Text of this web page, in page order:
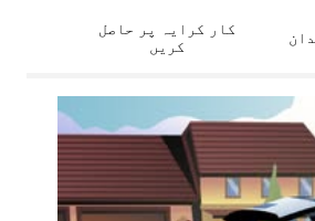
کار کرایہ پر حاصل
کریں